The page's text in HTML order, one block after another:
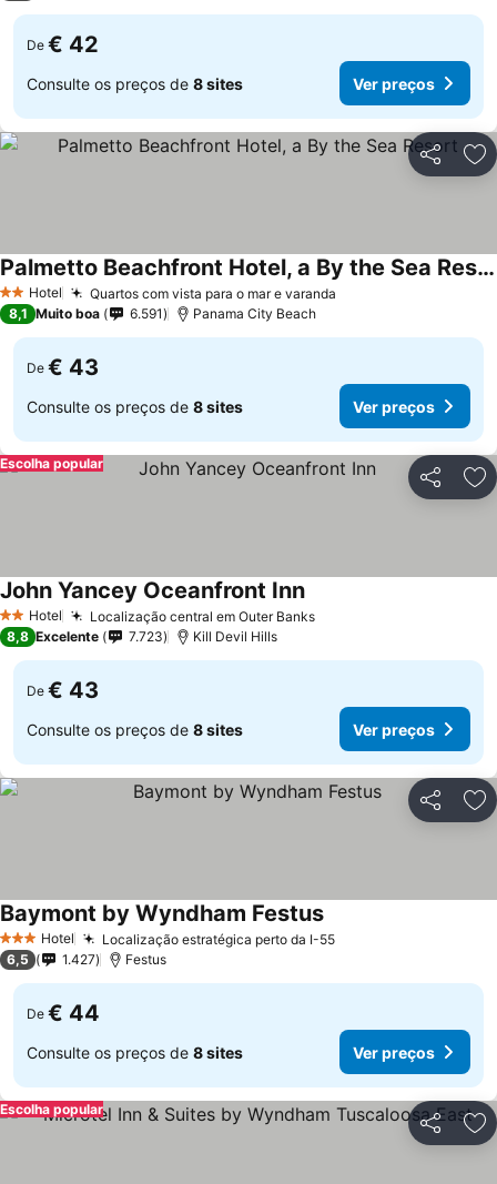
De € 42
Consulte os preços de 8 sites Ver preços
Partilhar
2 Estrelas
Hotel Quartos com vista para o mar e varanda
Palmetto Beachfront Hotel, a By the Sea Resort
Ver preços
8,1 Muito boa 6.591 Panama City Beach
De € 43
Consulte os preços de 8 sites Ver preços
Partilhar
Escolha popular
2 Estrelas
Hotel Localização central em Outer BanksVer preços
John Yancey Oceanfront InnVer preços
8,8 Excelente 7.723 Kill Devil Hills
De € 43
Consulte os preços de 8 sites Ver preços
Partilhar
3 EstrelasHotel Localização estratégica perto da I-55Ver preços
Baymont by Wyndham FestusVer preços
6,5 1.427 Festus
De € 44
Consulte os preços de 8 sites Ver preços
Partilhar
Escolha popular